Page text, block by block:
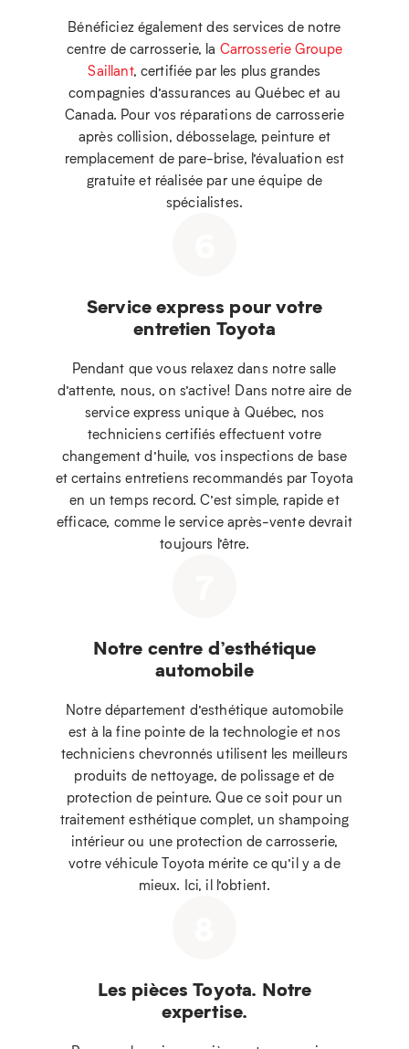
Bénéficiez également des services de notre
centre de carrosserie, la Carrosserie Groupe
Saillant, certifiée par les plus grandes
compagnies d’assurances au Québec et au
Canada. Pour vos réparations de carrosserie
après collision, débosselage, peinture et
remplacement de pare-brise, l’évaluation est
gratuite et réalisée par une équipe de
spécialistes.
Service express pour votre
entretien Toyota
Pendant que vous relaxez dans notre salle
d’attente, nous, on s’active! Dans notre aire de
service express unique à Québec, nos
techniciens certifiés effectuent votre
changement d’huile, vos inspections de base
et certains entretiens recommandés par Toyota
en un temps record. C’est simple, rapide et
efficace, comme le service après-vente devrait
toujours l’être.
Notre centre d’esthétique
automobile
Notre département d’esthétique automobile
est à la fine pointe de la technologie et nos
techniciens chevronnés utilisent les meilleurs
produits de nettoyage, de polissage et de
protection de peinture. Que ce soit pour un
traitement esthétique complet, un shampoing
intérieur ou une protection de carrosserie,
votre véhicule Toyota mérite ce qu’il y a de
mieux. Ici, il l’obtient.
Les pièces Toyota. Notre
expertise.